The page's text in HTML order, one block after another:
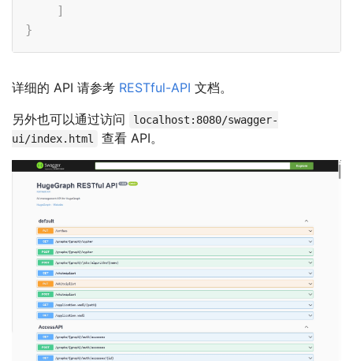
]
}
详细的 API 请参考 RESTful-API 文档。
另外也可以通过访问
localhost:8080/swagger-
ui/index.html
查看 API。